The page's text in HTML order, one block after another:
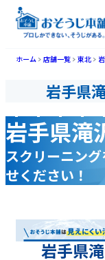
ホーム 店舗一覧 東北
岩手県
岩手県滝
スクリーニン
せください！
岩手県